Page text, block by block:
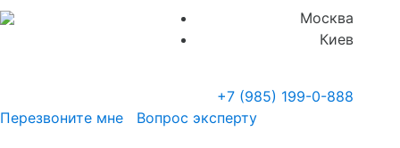
Москва
Киев
+7 (985) 199-0-888
Перезвоните мне
Вопрос эксперту